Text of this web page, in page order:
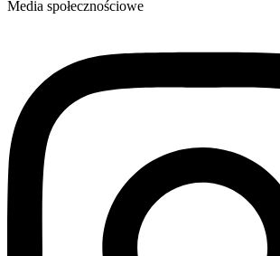
Media społecznościowe